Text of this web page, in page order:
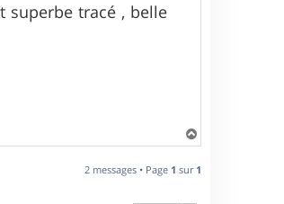
superbe tracé , belle
a
t
2 messages • Page 1 sur 1